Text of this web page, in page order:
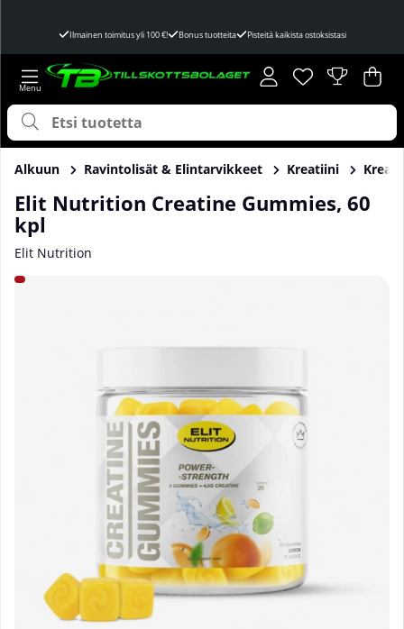
Ilmainen toimitus yli 100 €! Bonus tuotteita Pisteitä kaikista ostoksistasi
Toivelista
Lukumäärä
. .
Alkuun Ravintolisät & Elintarvikkeet Kreatiini
Elit Nutrition Creatine Gummies, 60
kpl
Elit Nutrition
Tuotekuvat Elit Nutrition Creatine Gummies, 60 kpl